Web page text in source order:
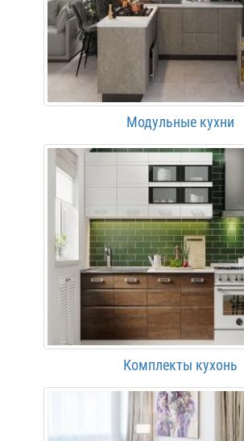
Модульные кухни
Комплекты кухонь